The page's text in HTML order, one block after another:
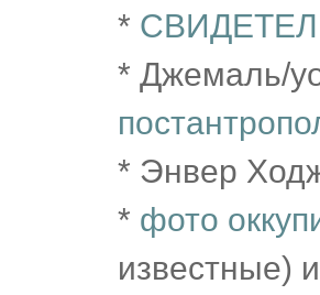
*
* Джемаль/
* Энвер
* фото
известные)